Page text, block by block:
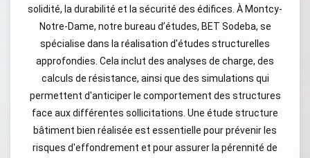
solidité, la durabilité et la sécurité des édifices. À Montcy-
Notre-Dame, notre bureau d’études, BET Sodeba, se
spécialise dans la réalisation d'études structurelles
approfondies. Cela inclut des analyses de charge, des
calculs de résistance, ainsi que des simulations qui
permettent d'anticiper le comportement des structures
face aux différentes sollicitations. Une étude structure
bâtiment bien réalisée est essentielle pour prévenir les
risques d'effondrement et pour assurer la pérennité de